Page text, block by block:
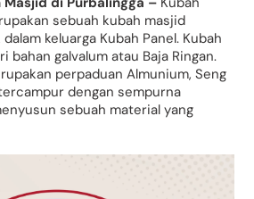
sebuah kubah masjid
keluarga Kubah Panel. Kubah
bahan galvalum atau Baja Ringan.
perpaduan Almunium, Seng
dengan sempurna
sebuah material yang